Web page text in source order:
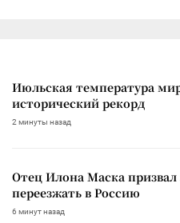
Июльская температура
исторический рекорд
2 минуты назад
Отец Илона Маска
переезжать в Россию
6 минут назад